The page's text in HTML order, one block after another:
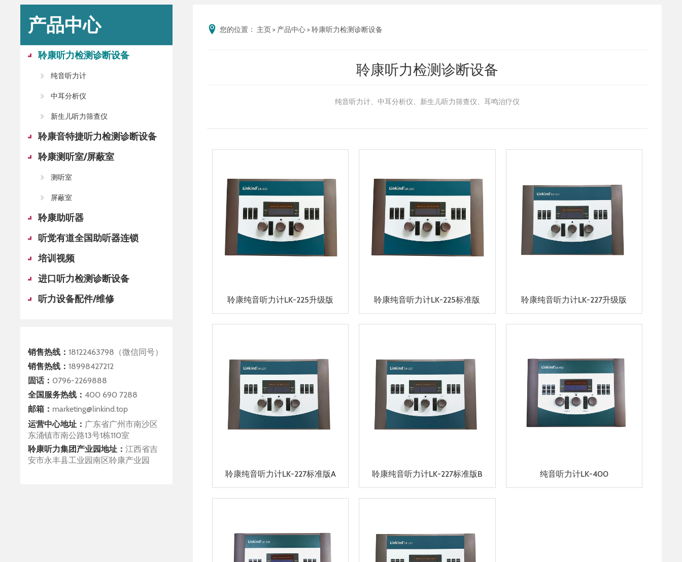
产品中心
聆康听力检测诊断设备
纯音听力计
中耳分析仪
新生儿听力筛查仪
聆康音特捷听力检测诊断设备
聆康测听室/屏蔽室
测听室
屏蔽室
聆康助听器
听觉有道全国助听器连锁
培训视频
进口听力检测诊断设备
听力设备配件/维修
销售热线：18122463798（微信同号）
销售热线：18998427212
固话： 0796-2269888
全国服务热线：400 690 7288
邮箱： marketing@linkind.top
运营中心地址： 广东省广州市南沙区
东涌镇市南公路13号1栋110室
聆康听力集团产业园地址：江西省吉
安市永丰县工业园南区聆康产业园
您的位置： 主页> 产品中心>聆康听力检测诊断设备
聆康听力检测诊断设备
纯音听力计、中耳分析仪、新生儿听力筛查仪、耳鸣治疗仪
聆康纯音听力计LK-225升级版 聆康纯音听力计LK-225标准版 聆康纯音听力计LK-227升级版
聆康纯音听力计LK-227标准版A 聆康纯音听力计LK-227标准版B 纯音听力计LK-400